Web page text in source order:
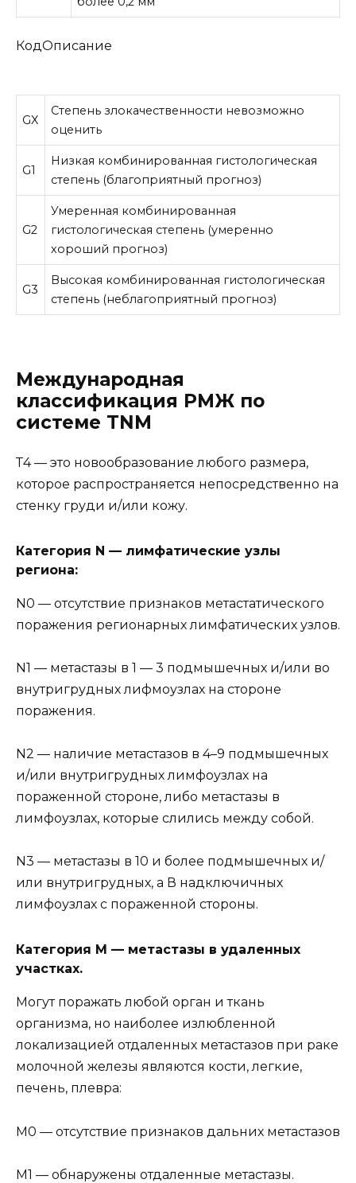
КодОписание
GX
Степень злокачественности невозможно
оценить
G1
Низкая комбинированная гистологическая
степень (благоприятный прогноз)
G2
Умеренная комбинированная
гистологическая степень (умеренно
хороший прогноз)
G3
Высокая комбинированная гистологическая
степень (неблагоприятный прогноз)
Международная
классификация РМЖ по
системе TNM
Т4 — это новообразование любого размера,
которое распространяется непосредственно на
стенку груди и/или кожу.
Категория N — лимфатические узлы
региона:
N0 — отсутствие признаков метастатического
поражения регионарных лимфатических узлов.
N1 — метастазы в 1 — 3 подмышечных и/или во
внутригрудных лифмоузлах на стороне
поражения.
N2 — наличие метастазов в 4–9 подмышечных
и/или внутригрудных лимфоузлах на
пораженной стороне, либо метастазы в
лимфоузлах, которые слились между собой.
N3 — метастазы в 10 и более подмышечных и/
или внутригрудных, а В надключичных
лимфоузлах с пораженной стороны.
Категория М — метастазы в удаленных
участках.
Могут поражать любой орган и ткань
организма, но наиболее излюбленной
локализацией отдаленных метастазов при раке
молочной железы являются кости, легкие,
печень, плевра:
М0 — отсутствие признаков дальних метастазов
М1 — обнаружены отдаленные метастазы.